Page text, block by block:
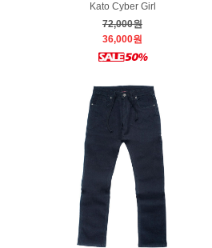
Kato Cyber Girl
72,000원
36,000원